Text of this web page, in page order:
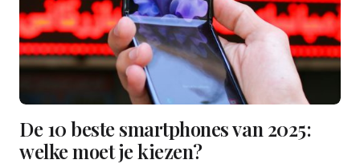
De 10 beste smartphones van 2025:
welke moet je kiezen?